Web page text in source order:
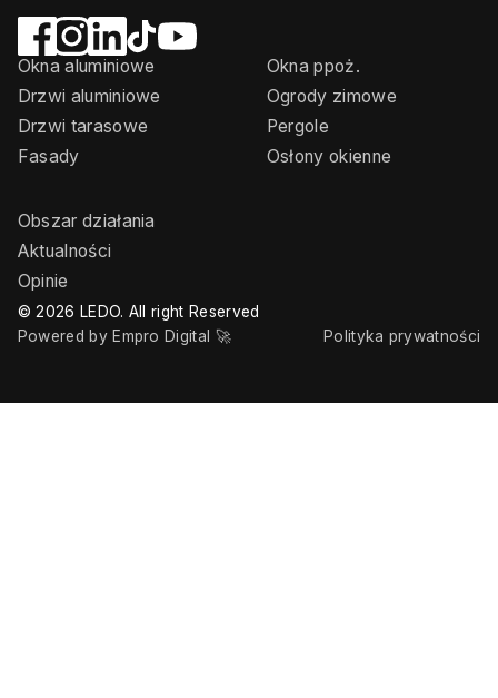
Okna aluminiowe
Drzwi aluminiowe
Drzwi tarasowe
Fasady
Okna ppoż.
Ogrody zimowe
Pergole
Osłony okienne
Obszar działania
Aktualności
Opinie
© 2026 LEDO. All right Reserved
Powered by Empro Digital 🚀
Polityka prywatności